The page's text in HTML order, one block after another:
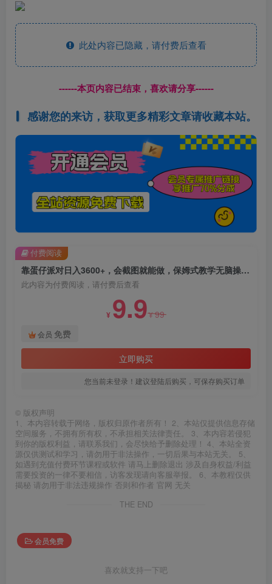
此处内容已隐藏，请付费后查看
------本页内容已结束，喜欢请分享------
感谢您的来访，获取更多精彩文章请收藏本站。
靠蛋仔派对日入3600+，会截图就能做，保姆式教学无脑操作（教程+资料）【揭秘】
此内容为付费阅读，请付费后查看
¥ 9.9¥99
会员 免费
立即购买
您当前未登录！建议登陆后购买，可保存购买订单
付费阅读
© 版权声明
1、本内容转载于网络，版权归原作者所有！ 2、本站仅提供信息存储
空间服务，不拥有所有权，不承担相关法律责任。 3、本内容若侵犯
到你的版权利益，请联系我们，会尽快给予删除处理！ 4、本站全资
源仅供测试和学习，请勿用于非法操作，一切后果与本站无关。 5、
如遇到充值付费环节课程或软件 请马上删除退出 涉及自身权益/利益
需要投资的一律不要相信，访客发现请向客服举报。 6、本教程仅供
揭秘 请勿用于非法违规操作 否则和作者 官网 无关
THE END
会员免费
喜欢就支持一下吧